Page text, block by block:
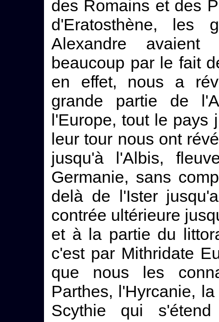
des Romains et des
d'Eratosthène, les
Alexandre
beaucoup par le fait
en effet, nous a
grande partie de
l'Europe, tout le pays
leur tour nous ont
jusqu'à l'Albis,
Germanie, sans
delà de l'Ister
contrée ultérieure
et à la partie du
c'est par Mithridate
que nous les
Parthes, l'Hyrcanie,
Scythie qui